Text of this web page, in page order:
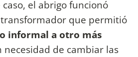
el abrigo funcionó
que permitió
informal a otro más
necesidad de cambiar las